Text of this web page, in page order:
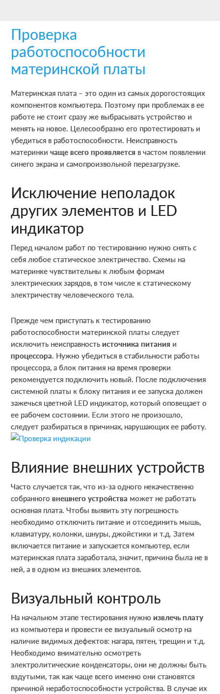
main
content
primary
sidebar
footerПроверка
работоспособности
материнской платы
Материнская плата – это один из самых дорогостоящих
компонентов компьютера. Поэтому при проблемах в ее
работе не стоит сразу же выбрасывать устройство и
менять на новое. Целесообразно его протестировать и
убедиться в работоспособности. Неисправность
материнкичаще всего проявляется в частом появлении
синего экрана и самопроизвольной перезагрузке.
Исключение неполадок
других элементов и LED
индикатор
Перед началом работ по тестированию нужно снять с
себя любое статическое электричество. Схемы на
материнке чувствительны к любым формам
электрических зарядов, в том числе к статическому
электричеству человеческого тела.
Прежде чем приступать к тестированию
работоспособности материнской платы следует
исключить неисправностьисточника питания и
процессора. Нужно убедиться в стабильности работы
процессора, а блок питания на время проверки
рекомендуется подключить новый. После подключения
системной платы к блоку питания и ее запуска должен
зажечься цветной LED индикатор, который оповещает о
ее рабочем состоянии. Если этого не произошло,
следует разбираться в причинах, нарушающих ее работу.
Влияние внешних устройств
Часто случается так, что из-за одного некачественно
собранноговнешнего устройства может не работать
основная плата. Чтобы выявить эту погрешность
необходимо отключить питание и отсоединить мышь,
клавиатуру, колонки, шнуры, джойстики и т.д. Затем
включается питание и запускается компьютер, если
материнская плата заработала, значит, причина была не в
ней, а в одном из внешних элементов.
Визуальный контроль
На начальном этапе тестирования нужноизвлечь плату
из компьютера и провести ее визуальный осмотр на
наличие видимых дефектов: нагара, пятен, трещин и т.д.
Необходимо внимательно осмотреть
электролитические конденсаторы, они не должны быть
вздутыми, так как чаще всего именно они становятся
причиной неработоспособности устройства. В случае их